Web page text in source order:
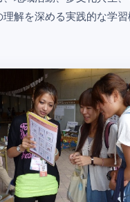
解を深める実践的な学